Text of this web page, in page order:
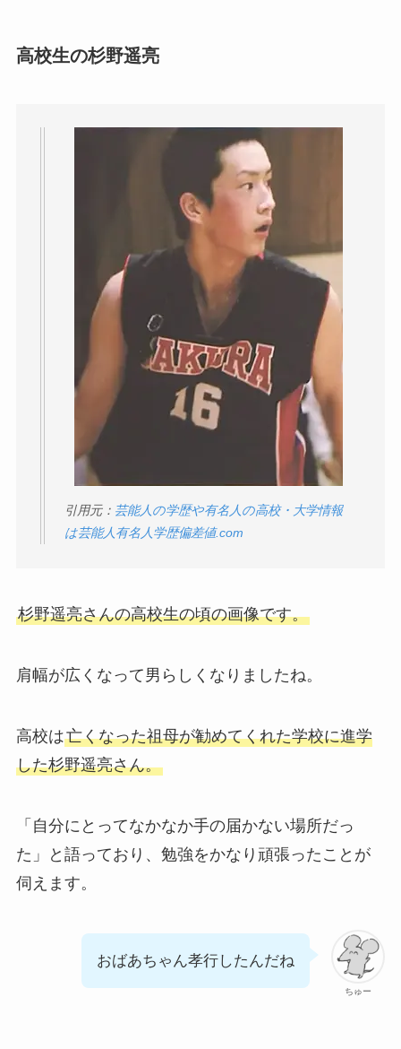
高校生の杉野遥亮
引用元： 芸能人の学歴や有名人の高校・大学情報
は芸能人有名人学歴偏差値.com
杉野遥亮さんの高校生の頃の画像です。
肩幅が広くなって男らしくなりましたね。
高校は亡くなった祖母が勧めてくれた学校に進学
した杉野遥亮さん。
「自分にとってなかなか手の届かない場所だっ
た」と語っており、勉強をかなり頑張ったことが
伺えます。
ちゅー
おばあちゃん孝行したんだね